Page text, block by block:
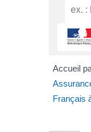
Accueil
Français